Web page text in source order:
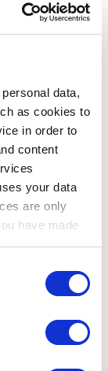
data,
as cookies to
in order to
content
your data
are only
have made
your consent